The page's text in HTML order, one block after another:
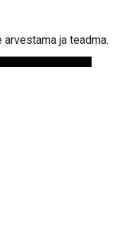
ja teadma.